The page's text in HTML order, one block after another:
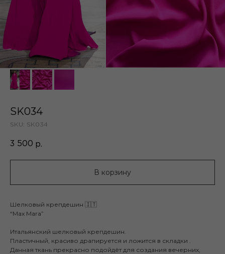
SK034
SKU: SK034
3 500 р.
В корзину
Шелковый крепдешин 🇮🇹
“Max Mara”
Итальянский шелковый крепдешин.
Пластичный, красиво драпируется и ложится в складки .
Данная ткань прекрасно подойдёт для создания вечерних,